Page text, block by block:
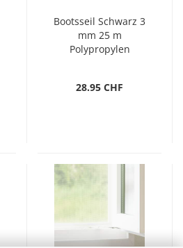
Bootsseil Schwarz 3
mm 25 m
Polypropylen
28.95 CHF